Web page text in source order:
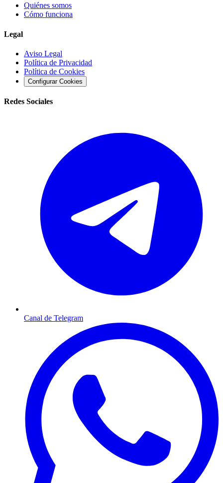
Quiénes somos
Cómo funciona
Legal
Aviso Legal
Política de Privacidad
Política de Cookies
Configurar Cookies
Redes Sociales
Canal de Telegram